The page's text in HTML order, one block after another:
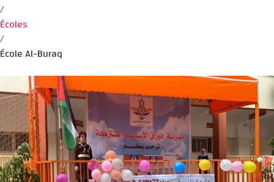
/
Écoles
/
École Al-Buraq